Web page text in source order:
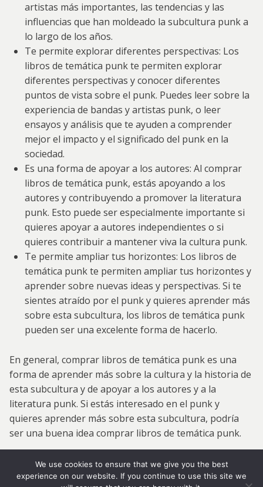
artistas más importantes, las tendencias y las
influencias que han moldeado la subcultura punk a
lo largo de los años.
Te permite explorar diferentes perspectivas: Los
libros de temática punk te permiten explorar
diferentes perspectivas y conocer diferentes
puntos de vista sobre el punk. Puedes leer sobre la
experiencia de bandas y artistas punk, o leer
ensayos y análisis que te ayuden a comprender
mejor el impacto y el significado del punk en la
sociedad.
Es una forma de apoyar a los autores: Al comprar
libros de temática punk, estás apoyando a los
autores y contribuyendo a promover la literatura
punk. Esto puede ser especialmente importante si
quieres apoyar a autores independientes o si
quieres contribuir a mantener viva la cultura punk.
Te permite ampliar tus horizontes: Los libros de
temática punk te permiten ampliar tus horizontes y
aprender sobre nuevas ideas y perspectivas. Si te
sientes atraído por el punk y quieres aprender más
sobre esta subcultura, los libros de temática punk
pueden ser una excelente forma de hacerlo.
En general, comprar libros de temática punk es una
forma de aprender más sobre la cultura y la historia de
esta subcultura y de apoyar a los autores y a la
literatura punk. Si estás interesado en el punk y
quieres aprender más sobre esta subcultura, podría
ser una buena idea comprar libros de temática punk.
Política de Cookies|Política de Privacidad|Aviso Legal| RSS
We use cookies to ensure that we give you the best
experience on our website. If you continue to use this site we